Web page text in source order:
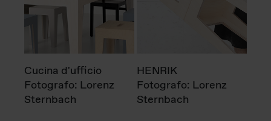
Cucina d'ufficio
Fotografo: Lorenz
Sternbach
HENRIK
Fotografo: Lorenz
Sternbach